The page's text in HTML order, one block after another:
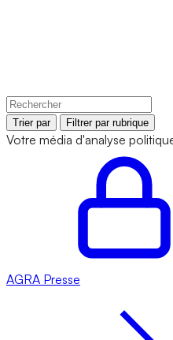
Trier par Filtrer par rubrique
Votre média d'analyse
AGRA Presse